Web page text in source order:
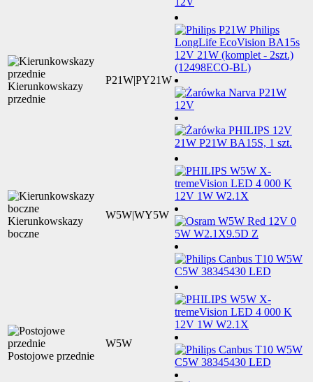
Kierunkowskazy
przednie
P21W|PY21W
Kierunkowskazy
boczne
W5W|WY5W
Postojowe przednie
W5W